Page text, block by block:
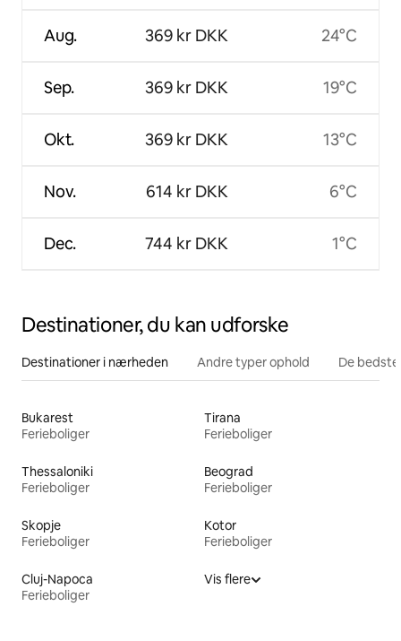
Aug.
Sep.
Okt.
Nov.
Dec.
369 kr DKK
369 kr DKK
369 kr DKK
614 kr DKK
744 kr DKK
24°C
19°C
13°C
6°C
1°C
Destinationer, du kan udforske
Destinationer i nærheden Andre typer ophold De
Bukarest
Ferieboliger
Tirana
Ferieboliger
Thessaloniki
Ferieboliger
Beograd
Ferieboliger
Skopje
Ferieboliger
Kotor
Ferieboliger
Cluj-Napoca
Ferieboliger
Vis flere